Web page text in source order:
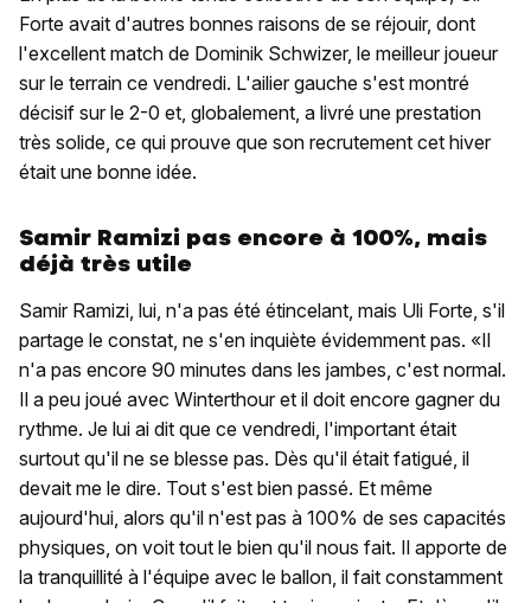
Forte avait d'autres bonnes raisons de se réjouir, dont
l'excellent match de Dominik Schwizer, le meilleur joueur
sur le terrain ce vendredi. L'ailier gauche s'est montré
décisif sur le 2-0 et, globalement, a livré une prestation
très solide, ce qui prouve que son recrutement cet hiver
était une bonne idée.
Samir Ramizi pas encore à 100%, mais
déjà très utile
Samir Ramizi, lui, n'a pas été étincelant, mais Uli Forte, s'il
partage le constat, ne s'en inquiète évidemment pas. «Il
n'a pas encore 90 minutes dans les jambes, c'est normal.
Il a peu joué avec Winterthour et il doit encore gagner du
rythme. Je lui ai dit que ce vendredi, l'important était
surtout qu'il ne se blesse pas. Dès qu'il était fatigué, il
devait me le dire. Tout s'est bien passé. Et même
aujourd'hui, alors qu'il n'est pas à 100% de ses capacités
physiques, on voit tout le bien qu'il nous fait. Il apporte de
la tranquillité à l'équipe avec le ballon, il fait constamment